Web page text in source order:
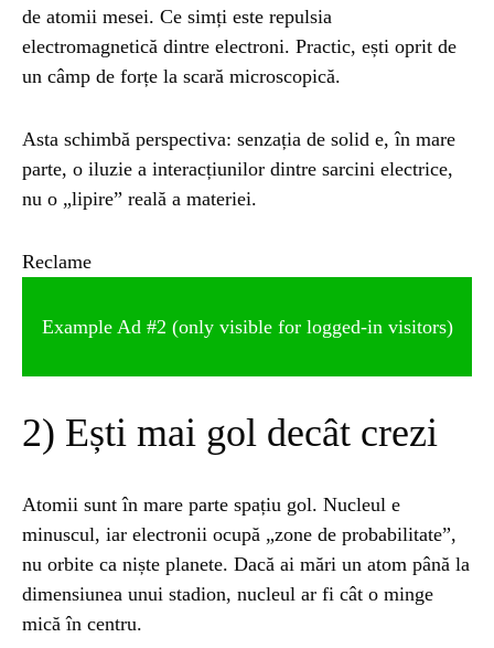
de atomii mesei. Ce simți este repulsia
electromagnetică dintre electroni. Practic, ești oprit de
un câmp de forțe la scară microscopică.
Asta schimbă perspectiva: senzația de solid e, în mare
parte, o iluzie a interacțiunilor dintre sarcini electrice,
nu o „lipire” reală a materiei.
Reclame
Example Ad #2 (only visible for logged-in visitors)
2) Ești mai gol decât crezi
Atomii sunt în mare parte spațiu gol. Nucleul e
minuscul, iar electronii ocupă „zone de probabilitate”,
nu orbite ca niște planete. Dacă ai mări un atom până la
dimensiunea unui stadion, nucleul ar fi cât o minge
mică în centru.
Seriale turcesti:Top 5 cele mai bune seriale
BLOG 2 years ago
Espressor paduri Senseo blocat?Afla cum îl
Ai simțit vreodată deja-vu? Află de ce se